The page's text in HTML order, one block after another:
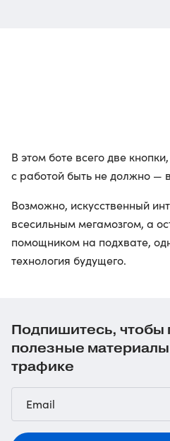
В этом боте всего две
с работой быть не должно —
Возможно, искусственный
всесильным мегамозгом, а
помощником на подхвате,
технология будущего.
Подпишитесь, чтобы
полезные
трафике